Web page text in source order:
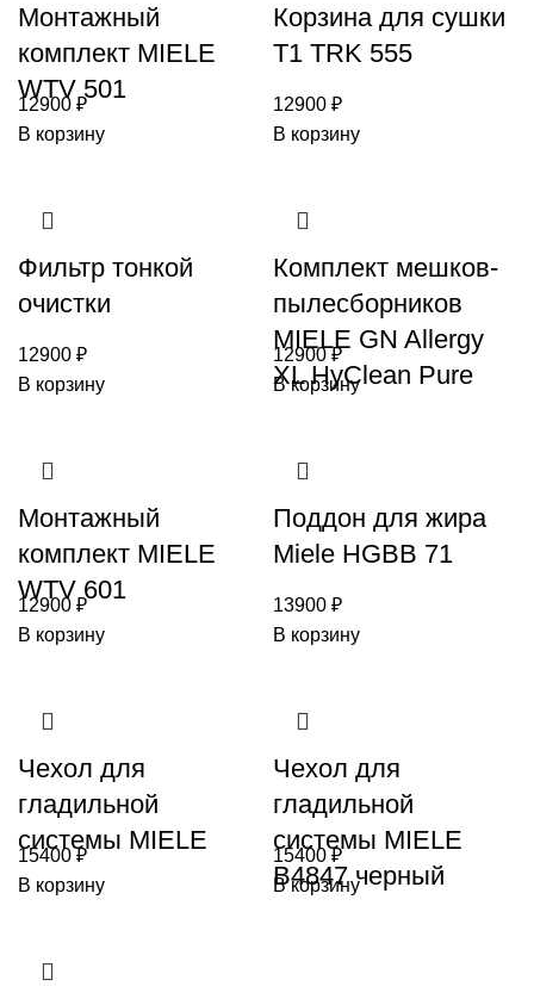
Монтажный
комплект MIELE
WTV 501
12900 ₽
В корзину
Корзина для сушки
T1 TRK 555
12900 ₽
В корзину
Фильтр тонкой
очистки
12900 ₽
В корзину
Комплект мешков-
пылесборников
MIELE GN Allergy
XL HyClean Pure
12900₽
В корзину
Монтажный
комплект MIELE
WTV 601
12900 ₽
В корзину
Поддон для жира
Miele HGBB 71
13900 ₽
В корзину
Чехол для
гладильной
системы MIELE
15400₽
В корзину
Чехол для
гладильной
системы MIELE
B4847 черный
15400₽
В корзину